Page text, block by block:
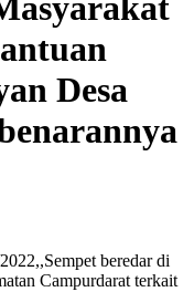
Desa
beredar di
Campurdarat terkait